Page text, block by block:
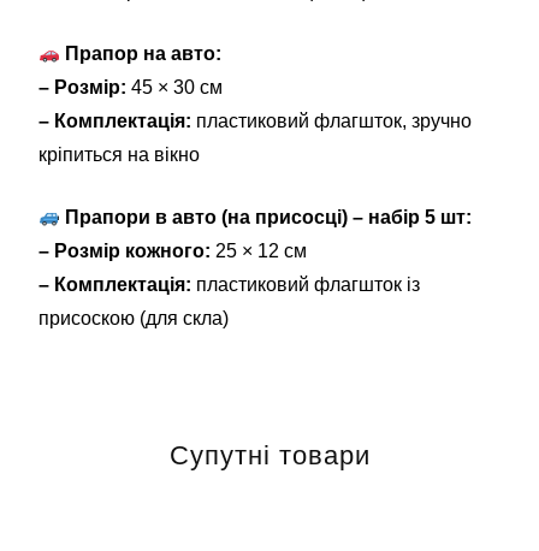
Прапор на авто:
– Розмір: 45 × 30 см
– Комплектація: пластиковий флагшток, зручно
кріпиться на вікно
Прапори в авто (на присосці) – набір 5 шт:
– Розмір кожного: 25 × 12 см
– Комплектація: пластиковий флагшток із
присоскою (для скла)
Супутні товари